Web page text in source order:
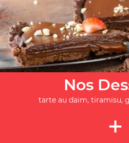
Nos
tarte au daim, tiramisu,
+